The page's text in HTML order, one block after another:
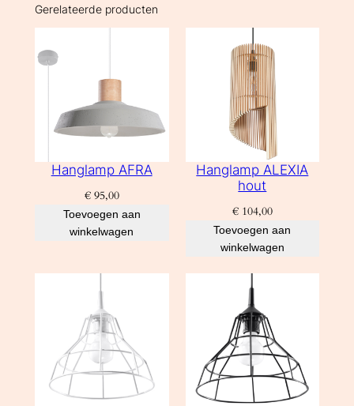
Gerelateerde producten
Hanglamp AFRA
€95,00
Toevoegen aan
winkelwagen
Hanglamp ALEXIA
hout
€104,00
Toevoegen aan
winkelwagen